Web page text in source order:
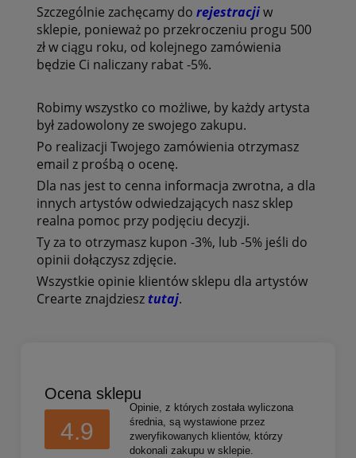
Szczególnie zachęcamy do rejestracjiw
sklepie, ponieważ po przekroczeniu progu 500
zł w ciągu roku, od kolejnego zamówienia
będzie Ci naliczany rabat -5%.
Robimy wszystko co możliwe, by każdy artysta
był zadowolony ze swojego zakupu.
Po realizacji Twojego zamówienia otrzymasz
email z prośbą o ocenę.
Dla nas jest to cenna informacja zwrotna, a dla
innych artystów odwiedzających nasz sklep
realna pomoc przy podjęciu decyzji.
Ty za to otrzymasz kupon -3%, lub -5% jeśli do
opinii dołączysz zdjęcie.
Wszystkie opinie klientów sklepu dla artystów
Crearte znajdziesz tutaj.
Ocena sklepu
4.9
Opinie, z których została wyliczona
średnia, są wystawione przez
zweryfikowanych klientów, którzy
dokonali zakupu w sklepie.